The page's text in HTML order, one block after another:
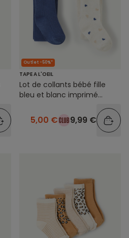
Outlet -50%*
TAPE A L'OEIL
Lot de collants bébé fille
bleu et blanc imprimé
5,00 € 9,99 €